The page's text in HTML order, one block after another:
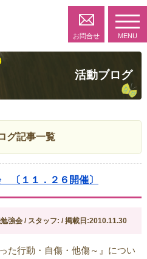
お問合せ MENU
活動ブログ
グ記事一覧
〔１１．２６開催〕
強会 / スタッフ: / 掲載日:2010.11.30
た行動・自傷・他傷～』につい